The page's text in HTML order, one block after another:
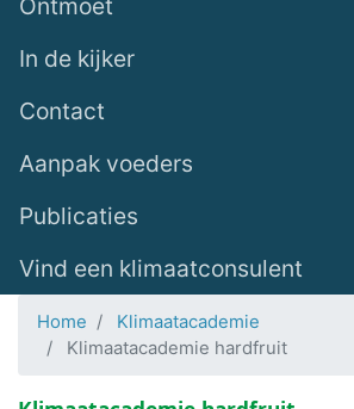
In de kijker
Contact
Aanpak voeders
Publicaties
Vind een klimaatconsulent
Home
Klimaatacademie
Klimaatacademie hardfruit